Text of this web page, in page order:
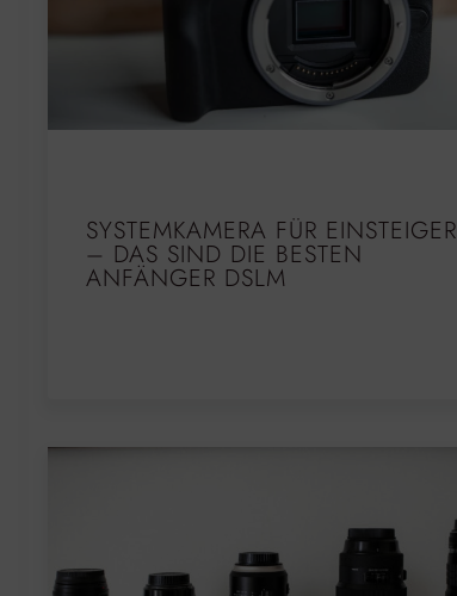
SYSTEMKAMERA FÜR EINSTEIGER
– DAS SIND DIE BESTEN
ANFÄNGER DSLM